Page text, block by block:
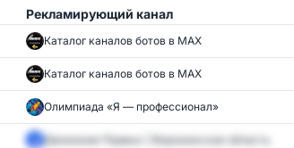
Рекламирующий канал
Каталог каналов ботов в MAX
Каталог каналов ботов в MAX
Олимпиада «Я — профессионал»
Движение Первых | Воронежская область